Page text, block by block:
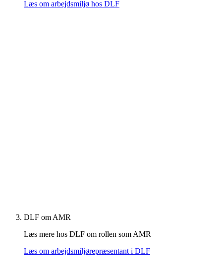
Læs om arbejdsmiljø hos DLF
DLF om AMR
Læs mere hos DLF om rollen som AMR
Læs om arbejdsmiljørepræsentant i DLF